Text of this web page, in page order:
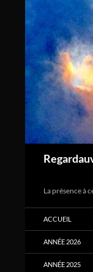
La présence à
ACCUEIL
ANNÉE 2026
ANNÉE 2025